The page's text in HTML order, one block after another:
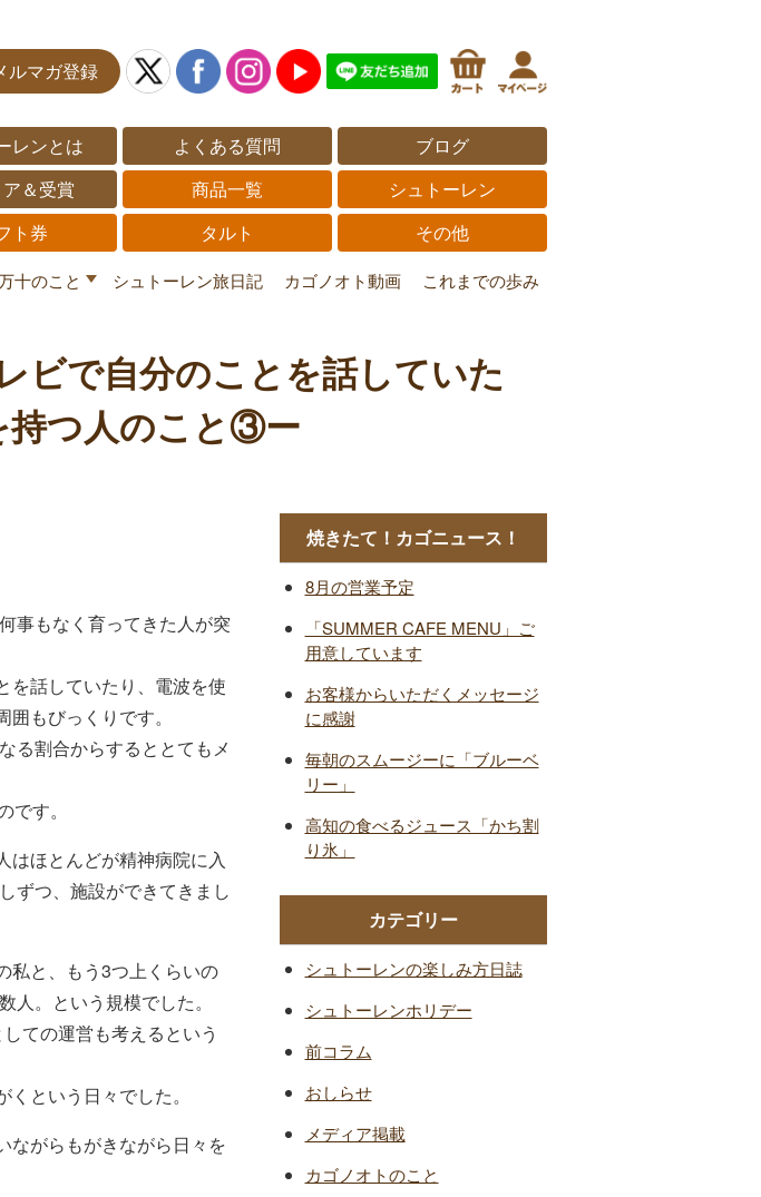
ルマガ登録
レンとは よくある質問
ブログ
＆受賞 商品一覧
シュトーレン
ト券 タルト その他
十のこと シュトーレン旅日記 カゴノオト動画 これまでの歩み
ビで自分のことを話していた
持つ人のこと③ー
事もなく育ってきた人が突
を話していたり、電波を使
もびっくりです。
る割合からするととてもメ
す。
はほとんどが精神病院に入
ずつ、施設ができてきまし
私と、もう3つ上くらいの
。という規模でした。
ての運営も考えるという
という日々でした。
ながらもがきながら日々を
焼きたて！カゴニュース！
8月の営業予定
「SUMMER CAFE MENU」ご
用意しています
お客様からいただくメッセージ
に感謝
毎朝のスムージーに「ブルーベ
リー」
高知の食べるジュース「かち割
り氷」
カテゴリー
シュトーレンの楽しみ方日誌
シュトーレンホリデー
前コラム
おしらせ
メディア掲載
カゴノオトのこと